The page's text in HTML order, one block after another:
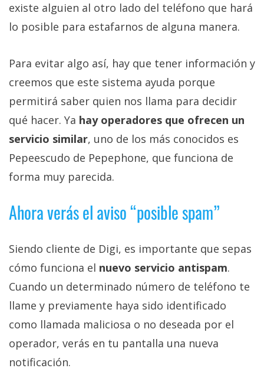
existe alguien al otro lado del teléfono que hará
lo posible para estafarnos de alguna manera.
Para evitar algo así, hay que tener información y
creemos que este sistema ayuda porque
permitirá saber quien nos llama para decidir
qué hacer. Ya hay operadores que ofrecen un
servicio similar, uno de los más conocidos es
Pepeescudo de Pepephone, que funciona de
forma muy parecida.
Ahora verás el aviso “posible spam”
Siendo cliente de Digi, es importante que sepas
cómo funciona el nuevo servicio antispam.
Cuando un determinado número de teléfono te
llame y previamente haya sido identificado
como llamada maliciosa o no deseada por el
operador, verás en tu pantalla una nueva
notificación.